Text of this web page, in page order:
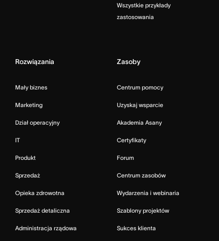
Wszystkie przykłady
zastosowania
Rozwiązania
Mały biznes
Marketing
Dział operacyjny
IT
Produkt
Sprzedaż
Opieka zdrowotna
Sprzedaż detaliczna
Administracja rządowa
Zasoby
Centrum pomocy
Uzyskaj wsparcie
Akademia Asany
Certyfikaty
Forum
Centrum zasobów
Wydarzenia i webinaria
Szablony projektów
Sukces klienta